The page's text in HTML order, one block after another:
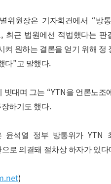
위원장은 기자회견에서 “방
, 최근 법원에선 적법했다는 판
켜 원하는 결론을 얻기 위해 정
다”고 말했다.
빗대며 그는 “YTN을 언론노조
장하기도 했다.
윤석열 정부 방통위가 YTN
으로 의결돼 절차상 하자가 있
)